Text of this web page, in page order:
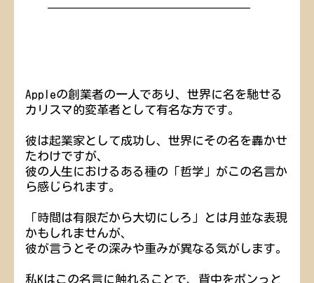
—————————————————
Appleの創業者の一人であり、世界に名を馳せる
カリスマ的変革者として有名な方です。
彼は起業家として成功し、世界にその名を轟かせ
たわけですが、
彼の人生におけるある種の「哲学」がこの名言か
ら感じられます。
「時間は有限だから大切にしろ」とは月並な表現
かもしれませんが、
彼が言うとその深みや重みが異なる気がします。
私Kはこの名言に触れることで、背中をポンっと